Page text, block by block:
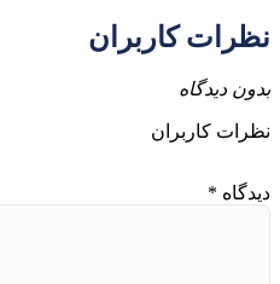
نظرات کاربران
بدون دیدگاه
نظرات کاربران
دیدگاه *